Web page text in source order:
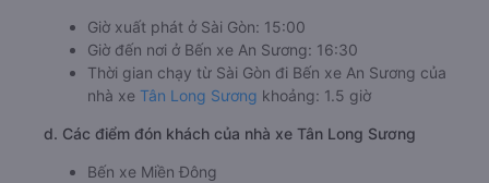
Giờ xuất phát ở Sài Gòn: 15:00
Giờ đến nơi ở Bến xe An Sương: 16:30
Thời gian chạy từ Sài Gòn đi Bến xe An Sương của
nhà xe Tân Long Sương khoảng: 1.5 giờ
d. Các điểm đón khách của nhà xe Tân Long Sương
Bến xe Miền Đông